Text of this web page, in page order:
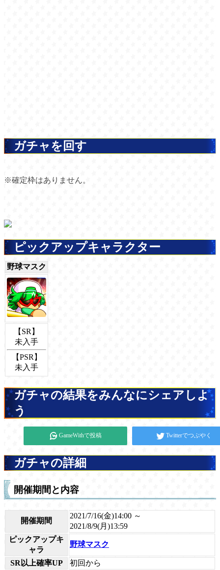
ガチャを回す
※確定枠はありません。
ピックアップキャラクター
野球マスク
【SR】
未入手
【PSR】
未入手
ガチャの結果をみんなにシェアしよ
う
GameWithで投稿 Twitterでつぶやく
ガチャの詳細
開催期間と内容
開催期間
2021/7/16(金)14:00 ～
2021/8/9(月)13:59
ピックアップキ
ャラ
野球マスク
SR以上確率UP 初回から